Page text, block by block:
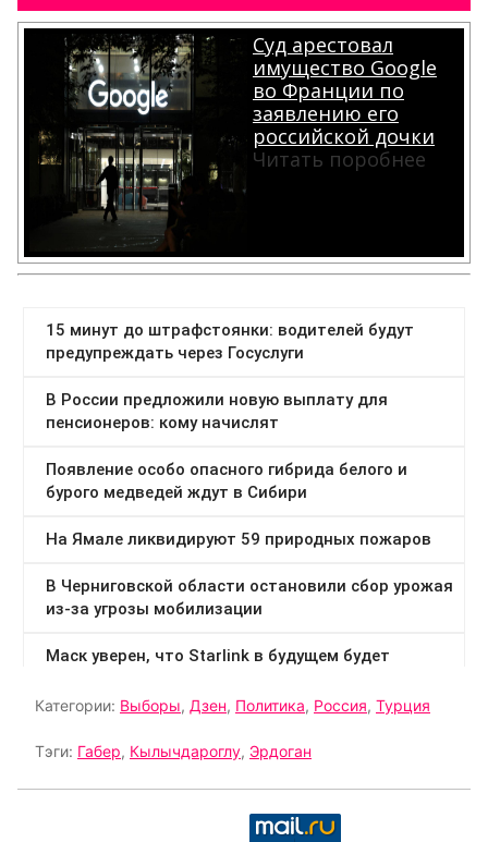
Суд арестовал
имущество Google
во Франции по
заявлению его
российской дочки
Читать поробнее
Категории: Выборы, Дзен, Политика, Россия, Турция
Тэги: Габер, Кылычдароглу, Эрдоган